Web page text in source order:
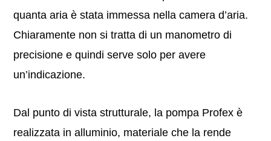
quanta aria è stata immessa nella camera d’aria.
Chiaramente non si tratta di un manometro di
precisione e quindi serve solo per avere
un’indicazione.
Dal punto di vista strutturale, la pompa Profex è
realizzata in alluminio, materiale che la rende